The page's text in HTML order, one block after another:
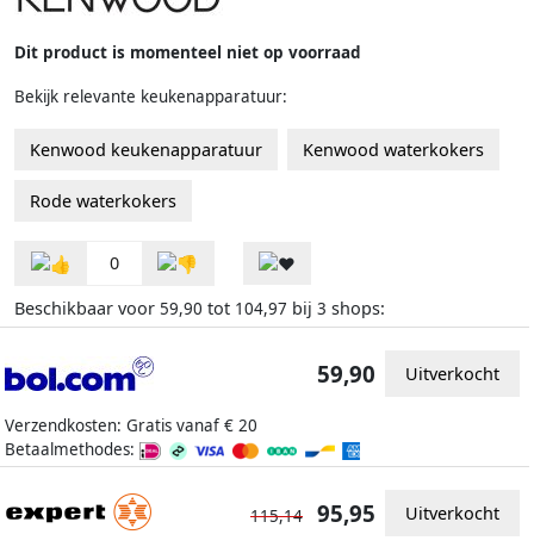
Dit product is momenteel niet op voorraad
Bekijk relevante keukenapparatuur:
Kenwood keukenapparatuur Kenwood waterkokers
Rode waterkokers
0
Beschikbaar voor 59,90 tot 104,97 bij 3 shops:
Verzendkosten: Gratis vanaf € 20
Betaalmethodes:
59,90 Uitverkocht
115,14 95,95 Uitverkocht